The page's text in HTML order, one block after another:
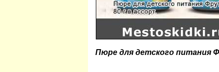
Пюре для детского питания